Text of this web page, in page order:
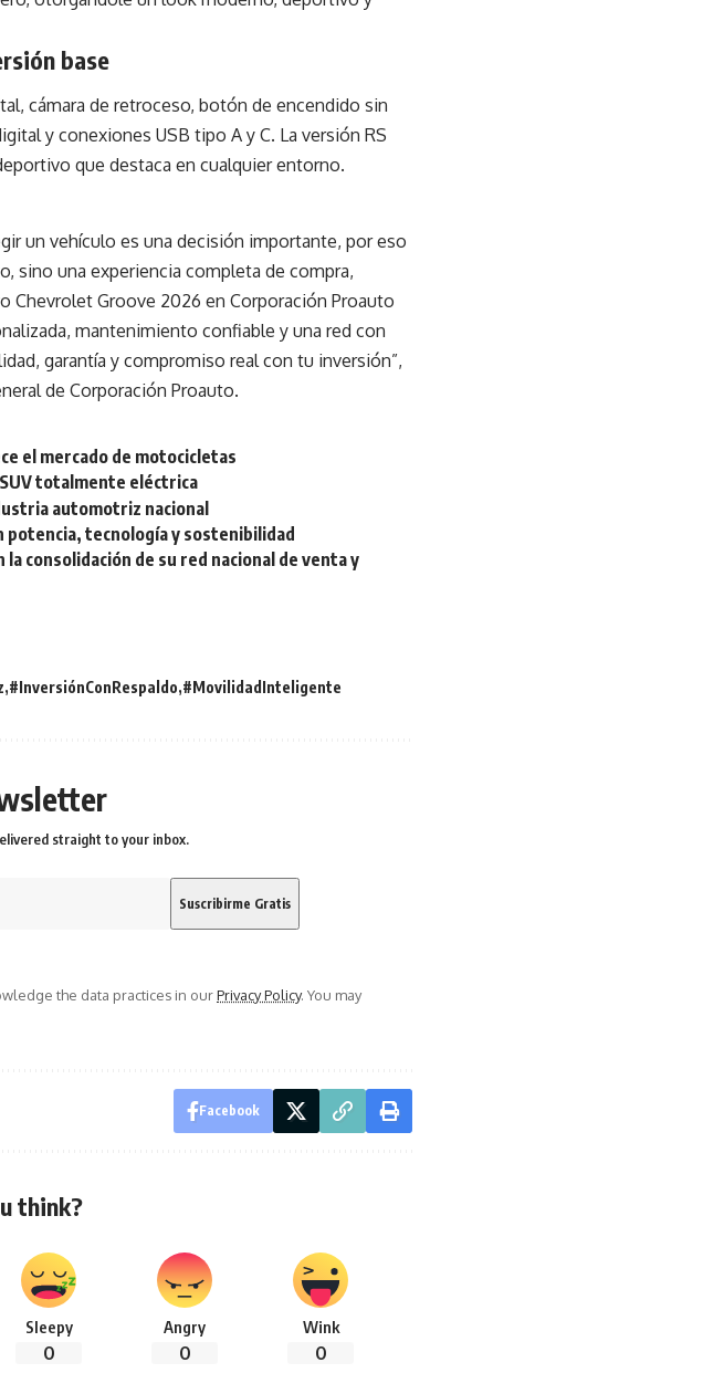
base
cámara de retroceso, botón de encendido sin
y conexiones USB tipo A y C. La versión RS
que destaca en cualquier entorno.
un vehículo es una decisión importante, por eso
sino una experiencia completa de compra,
Chevrolet Groove 2026 en Corporación Proauto
mantenimiento confiable y una red con
garantía y compromiso real con tu inversión”,
de Corporación Proauto.
el mercado de motocicletas
totalmente eléctrica
automotriz nacional
potencia, tecnología y sostenibilidad
consolidación de su red nacional de venta y
#InversiónConRespaldo #MovilidadInteligente
straight to your inbox.
the data practices in ourPrivacy Policy. You may
Facebook
think?
Sleepy
0
Angry
0
Wink
0